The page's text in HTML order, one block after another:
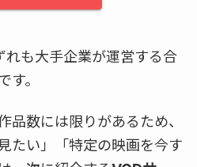
も大手企業が運営する合
す。
品数には限りがあるため、
たい」「特定の映画を今す